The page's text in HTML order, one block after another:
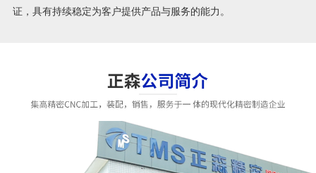
证，具有持续稳定为客户提供产品与服务的能力。